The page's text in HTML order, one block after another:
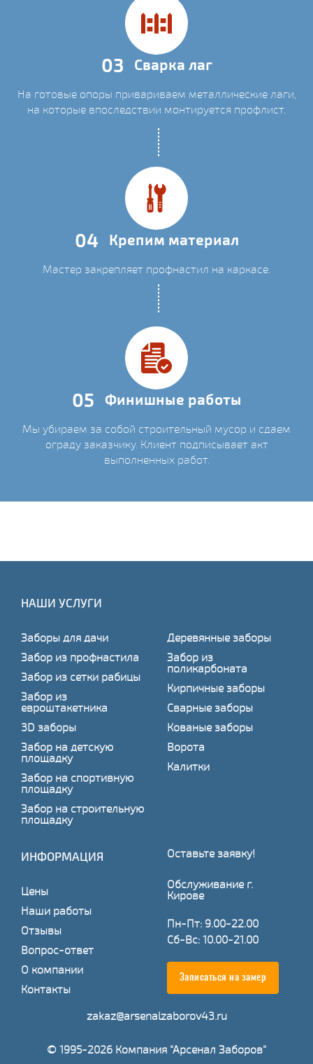
03 Сварка лаг
На готовые опоры привариваем металлические лаги,
на которые впоследствии монтируется профлист.
04 Крепим материал
Мастер закрепляет профнастил на каркасе.
05 Финишные работы
Мы убираем за собой строительный мусор и сдаем
ограду заказчику. Клиент подписывает акт
выполненных работ.
НАШИ УСЛУГИ
Заборы для дачи
Забор из профнастила
Забор из сетки рабицы
Забор из
евроштакетника
3D заборы
Забор на детскую
площадку
Забор на спортивную
площадку
Забор на строительную
площадку
Деревянные заборы
Забор из
поликарбоната
Кирпичные заборы
Сварные заборы
Кованые заборы
Ворота
Калитки
ИНФОРМАЦИЯ
Цены
Наши работы
Отзывы
Вопрос-ответ
О компании
Контакты
Оставьте заявку!
Обслуживание г.
Кирове
Пн-Пт: 9.00-22.00
Сб-Вс: 10.00-21.00
Записаться на замер
zakaz@arsenalzaborov43.ru
© 1995-2026 Компания "Арсенал Заборов"